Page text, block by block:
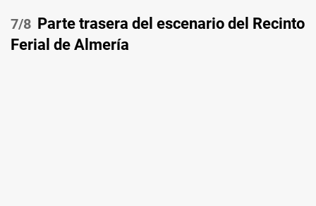
/8 Parte trasera del escenario del Recinto
Ferial de Almería